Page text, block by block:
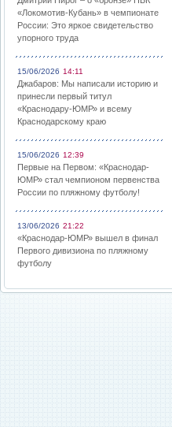
«Локомотив-Кубань» в чемпионате
России: Это яркое свидетельство
упорного труда
15/06/2026 14:11
Джабаров: Мы написали историю и
принесли первый титул
«Краснодару-ЮМР» и всему
Краснодарскому краю
15/06/2026 12:39
Первые на Первом: «Краснодар-
ЮМР» стал чемпионом первенства
России по пляжному футболу!
13/06/2026 21:22
«Краснодар-ЮМР» вышел в финал
Первого дивизиона по пляжному
футболу